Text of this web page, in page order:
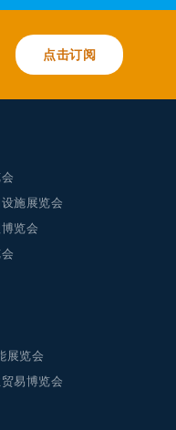
点击订阅
施展览会
览会
展览会
易博览会